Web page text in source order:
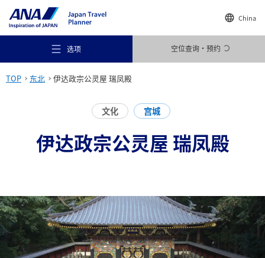
China
选项 空位查询・预约
推荐场所
目的地
TOP 东北 伊达政宗公灵屋 瑞凤殿
文化 宫城
伊达政宗公灵屋 瑞凤殿